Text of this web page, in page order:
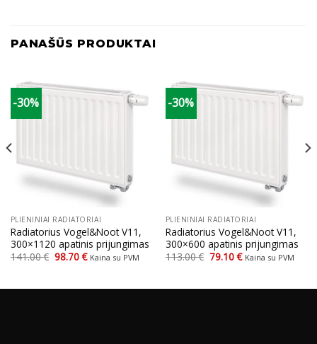
PANAŠŪS PRODUKTAI
-30%
PLIENINIAI RADIATORIAI
Radiatorius Vogel&Noot V11,
300×1120 apatinis prijungimas
141.00€ Original
price
98.70€Current
price
Kaina su PVM
-30%
PLIENINIAI RADIATORIAI
Radiatorius Vogel&Noot V11,
300×600 apatinis prijungimas
113.00€ Original
price
79.10€Current
price
Kaina su PVM